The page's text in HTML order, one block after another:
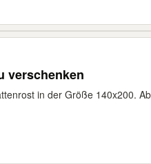
verschenken
in der Größe 140x200.